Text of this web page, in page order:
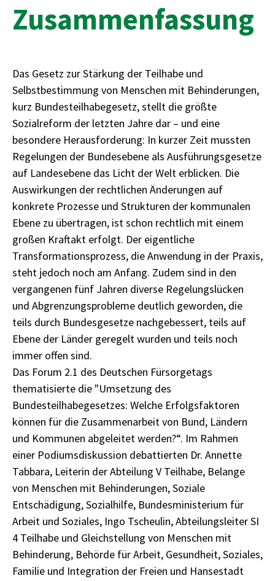
Zusammenfassung
Das Gesetz zur Stärkung der Teilhabe und
Selbstbestimmung von Menschen mit Behinderungen,
kurz Bundesteilhabegesetz, stellt die größte
Sozialreform der letzten Jahre dar – und eine
besondere Herausforderung: In kurzer Zeit mussten
Regelungen der Bundesebene als Ausführungsgesetze
auf Landesebene das Licht der Welt erblicken. Die
Auswirkungen der rechtlichen Änderungen auf
konkrete Prozesse und Strukturen der kommunalen
Ebene zu übertragen, ist schon rechtlich mit einem
großen Kraftakt erfolgt. Der eigentliche
Transformationsprozess, die Anwendung in der Praxis,
steht jedoch noch am Anfang. Zudem sind in den
vergangenen fünf Jahren diverse Regelungslücken
und Abgrenzungsprobleme deutlich geworden, die
teils durch Bundesgesetze nachgebessert, teils auf
Ebene der Länder geregelt wurden und teils noch
immer offen sind.
Das Forum 2.1 des Deutschen Fürsorgetags
thematisierte die "Umsetzung des
Bundesteilhabegesetzes: Welche Erfolgsfaktoren
können für die Zusammenarbeit von Bund, Ländern
und Kommunen abgeleitet werden?“. Im Rahmen
einer Podiumsdiskussion debattierten Dr. Annette
Tabbara, Leiterin der Abteilung V Teilhabe, Belange
von Menschen mit Behinderungen, Soziale
Entschädigung, Sozialhilfe, Bundesministerium für
Arbeit und Soziales, Ingo Tscheulin, Abteilungsleiter SI
4 Teilhabe und Gleichstellung von Menschen mit
Behinderung, Behörde für Arbeit, Gesundheit, Soziales,
Familie und Integration der Freien und Hansestadt